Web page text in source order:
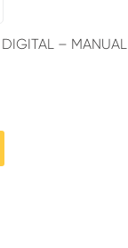
– MANUAL